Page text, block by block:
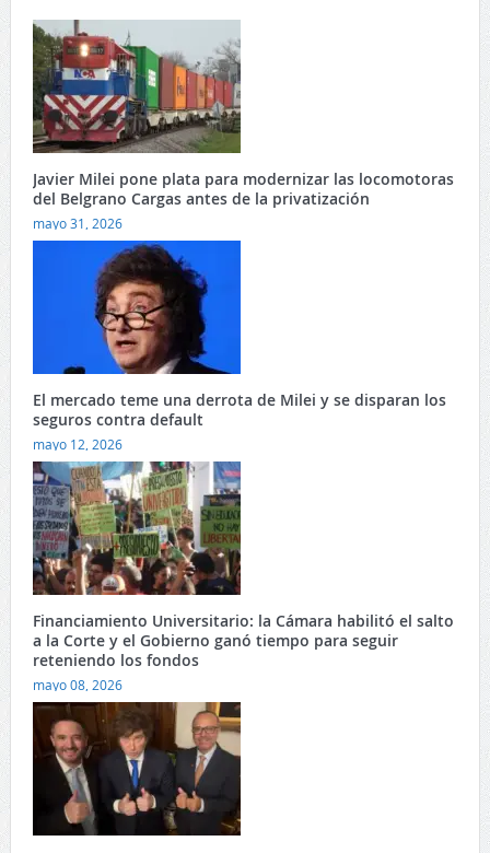
Javier Milei pone plata para modernizar las locomotoras
del Belgrano Cargas antes de la privatización
mayo 31, 2026
El mercado teme una derrota de Milei y se disparan los
seguros contra default
mayo 12, 2026
Financiamiento Universitario: la Cámara habilitó el salto
a la Corte y el Gobierno ganó tiempo para seguir
reteniendo los fondos
mayo 08, 2026